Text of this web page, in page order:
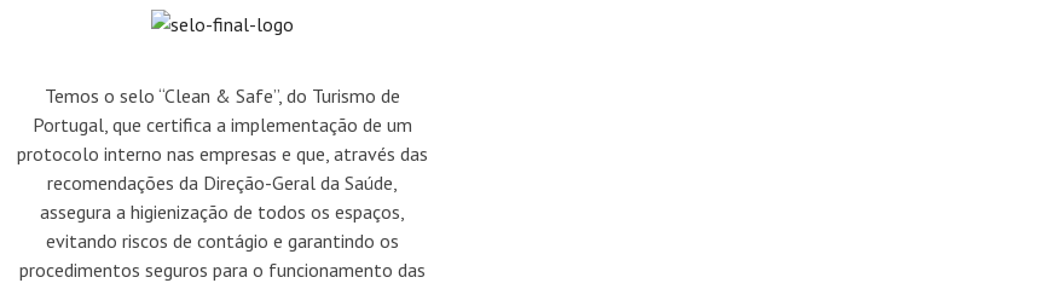
Temos o selo “Clean & Safe”, do Turismo de
Portugal, que certifica a implementação de um
protocolo interno nas empresas e que, através das
recomendações da Direção-Geral da Saúde,
assegura a higienização de todos os espaços,
evitando riscos de contágio e garantindo os
procedimentos seguros para o funcionamento das